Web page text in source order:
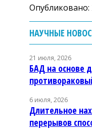
Опубликовано:
НАУЧНЫЕ
21 июля, 2026
БАД на основе
6 июля, 2026
Длительное
перерывов